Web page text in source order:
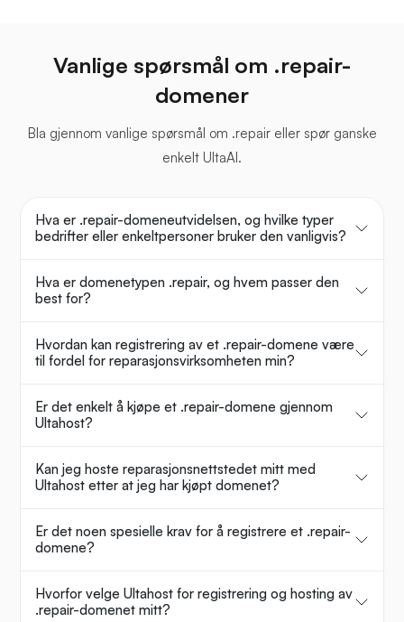
Vanlige spørsmål om .repair-
domener
Bla gjennom vanlige spørsmål om .repair eller spør ganske
enkelt UltaAI.
Hva er .repair-domeneutvidelsen, og hvilke typer
bedrifter eller enkeltpersoner bruker den vanligvis?
Hva er domenetypen .repair, og hvem passer den
best for?
Hvordan kan registrering av et .repair-domene være
til fordel for reparasjonsvirksomheten min?
Er det enkelt å kjøpe et .repair-domene gjennom
Ultahost?
Kan jeg hoste reparasjonsnettstedet mitt med
Ultahost etter at jeg har kjøpt domenet?
Er det noen spesielle krav for å registrere et .repair-
domene?
Hvorfor velge Ultahost for registrering og hosting av
.repair-domenet mitt?